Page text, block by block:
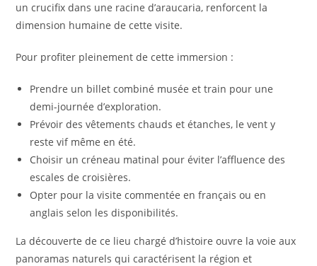
un crucifix dans une racine d’araucaria, renforcent la
dimension humaine de cette visite.
Pour profiter pleinement de cette immersion :
Prendre un billet combiné musée et train pour une
demi-journée d’exploration.
Prévoir des vêtements chauds et étanches, le vent y
reste vif même en été.
Choisir un créneau matinal pour éviter l’affluence des
escales de croisières.
Opter pour la visite commentée en français ou en
anglais selon les disponibilités.
La découverte de ce lieu chargé d’histoire ouvre la voie aux
panoramas naturels qui caractérisent la région et